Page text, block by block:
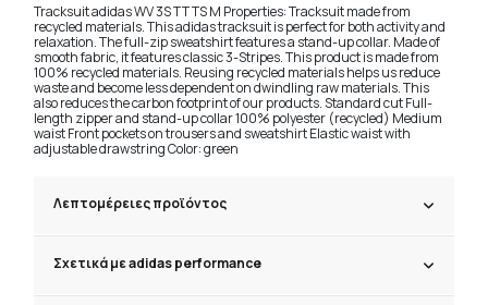
Tracksuit adidas WV 3S TT TS M Properties: Tracksuit made from
recycled materials. This adidas tracksuit is perfect for both activity and
relaxation. The full-zip sweatshirt features a stand-up collar. Made of
smooth fabric, it features classic 3-Stripes. This product is made from
100% recycled materials. Reusing recycled materials helps us reduce
waste and become less dependent on dwindling raw materials. This
also reduces the carbon footprint of our products. Standard cut Full-
length zipper and stand-up collar 100% polyester (recycled) Medium
waist Front pockets on trousers and sweatshirt Elastic waist with
adjustable drawstring Color: green
Λεπτομέρειες προϊόντος
Σχετικά με adidas performance